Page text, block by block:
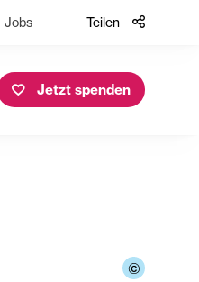
Jobs Teilen
Jetzt spenden
©